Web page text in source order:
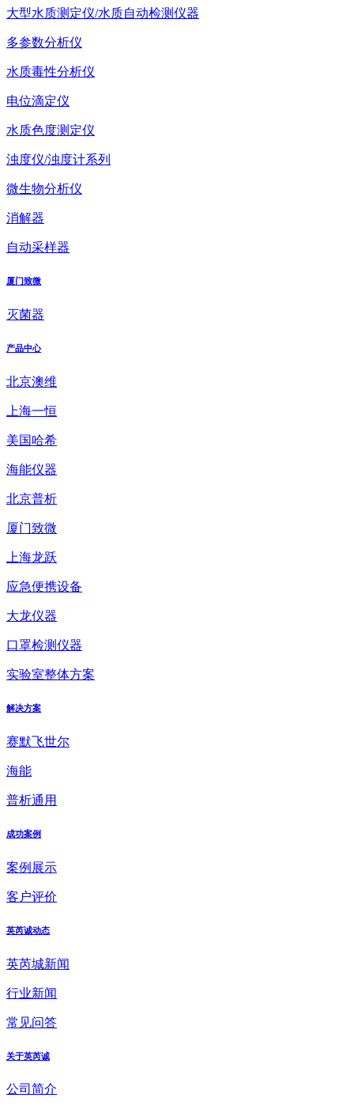
大型水质测定仪/水质自动检测仪器
多参数分析仪
水质毒性分析仪
电位滴定仪
水质色度测定仪
浊度仪/浊度计系列
微生物分析仪
消解器
自动采样器
厦门致微
灭菌器
产品中心
北京澳维
上海一恒
美国哈希
海能仪器
北京普析
厦门致微
上海龙跃
应急便携设备
大龙仪器
口罩检测仪器
实验室整体方案
解决方案
赛默飞世尔
海能
普析通用
成功案例
案例展示
客户评价
英芮诚动态
英芮城新闻
行业新闻
常见问答
关于英芮诚
公司简介